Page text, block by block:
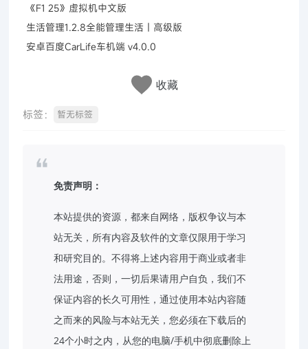
《F1 25》虚拟机中文版
生活管理1.2.8全能管理生活｜高级版
安卓百度CarLife车机端 v4.0.0
收藏
标签： 暂无标签
免责声明：
本站提供的资源，都来自网络，版权争议与本
站无关，所有内容及软件的文章仅限用于学习
和研究目的。不得将上述内容用于商业或者非
法用途，否则，一切后果请用户自负，我们不
保证内容的长久可用性，通过使用本站内容随
之而来的风险与本站无关，您必须在下载后的
24个小时之内，从您的电脑/手机中彻底删除上